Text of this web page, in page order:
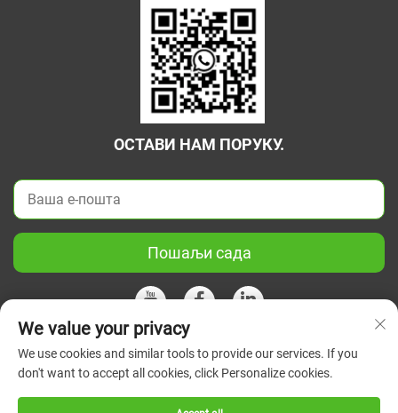
ОСТАВИ НАМ ПОРУКУ.
Пошаљи сада
Ауторско право © 2026 Кина Јиангсу Зелени Унион Научни
Инструмент Цо, Лтд. Сва права су задржана.
приватности
We value your privacy
We use cookies and similar tools to provide our services. If you
don't want to accept all cookies, click Personalize cookies.